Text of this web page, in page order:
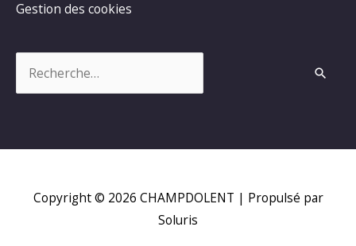
Gestion des cookies
Copyright © 2026 CHAMPDOLENT | Propulsé par
Soluris